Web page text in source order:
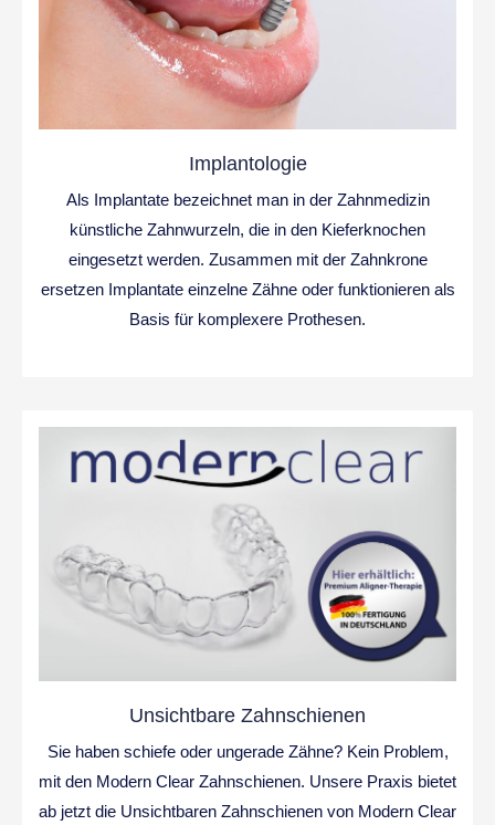
Implantologie
Als Implantate bezeichnet man in der Zahnmedizin
künstliche Zahnwurzeln, die in den Kieferknochen
eingesetzt werden. Zusammen mit der Zahnkrone
ersetzen Implantate einzelne Zähne oder funktionieren als
Basis für komplexere Prothesen.
Unsichtbare Zahnschienen
Sie haben schiefe oder ungerade Zähne? Kein Problem,
mit den Modern Clear Zahnschienen. Unsere Praxis bietet
ab jetzt die Unsichtbaren Zahnschienen von Modern Clear